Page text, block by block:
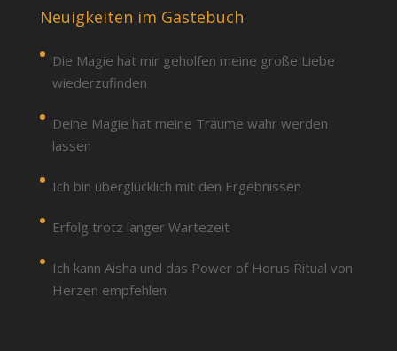
Neuigkeiten im Gästebuch
Die Magie hat mir geholfen meine große Liebe
wiederzufinden
Deine Magie hat meine Träume wahr werden
lassen
Ich bin überglücklich mit den Ergebnissen
Erfolg trotz langer Wartezeit
Ich kann Aisha und das Power of Horus Ritual von
Herzen empfehlen